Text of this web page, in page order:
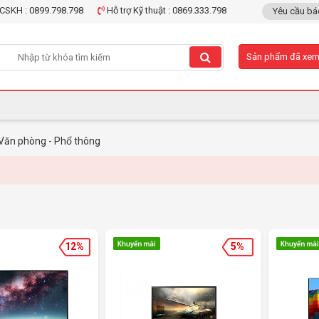
CSKH : 0899.798.798 Hỗ trợ Kỹ thuật : 0869.333.798 Yêu cầu
Sản phẩm đã xem
phòng - Phổ thông
12% 5%